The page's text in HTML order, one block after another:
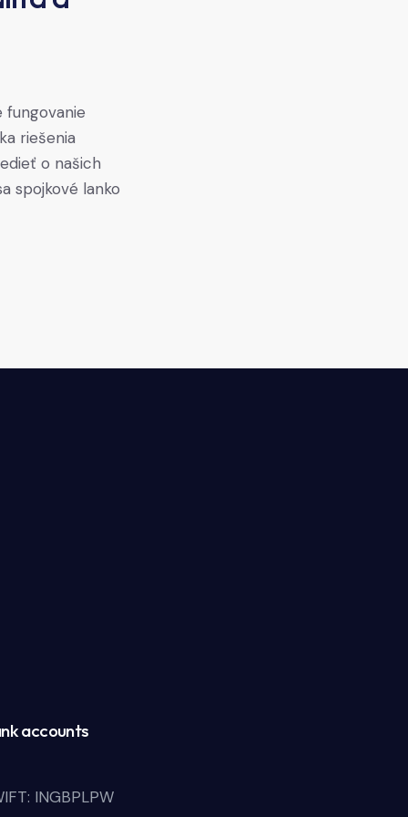
fungovanie
riešenia
o našich
spojkové lanko
accounts
INGBPLPW